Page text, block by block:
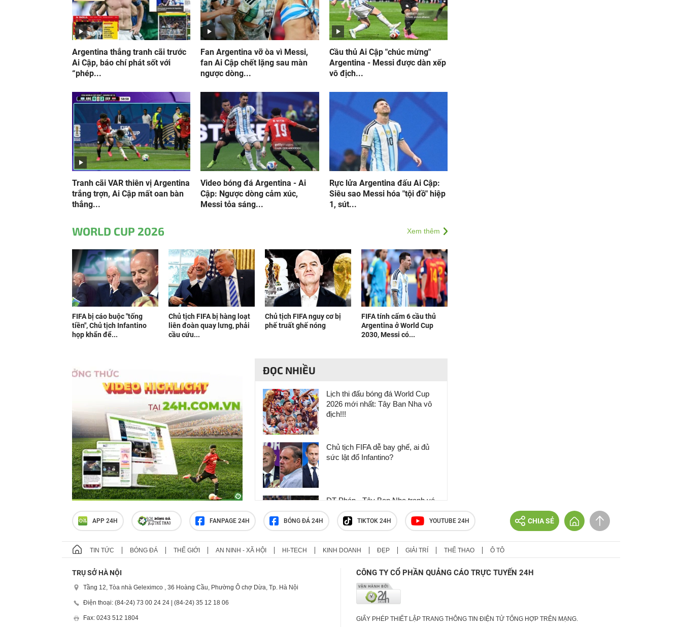
Argentina thắng tranh cãi trước
Ai Cập, báo chí phát sốt với
“phép...
Fan Argentina vỡ òa vì Messi,
fan Ai Cập chết lặng sau màn
ngược dòng...
Cầu thủ Ai Cập "chúc mừng"
Argentina - Messi được dàn xếp
vô địch...
Tranh cãi VAR thiên vị Argentina
trắng trợn, Ai Cập mất oan bàn
thắng...
Video bóng đá Argentina - Ai
Cập: Ngược dòng cảm xúc,
Messi tỏa sáng...
Rực lửa Argentina đấu Ai Cập:
Siêu sao Messi hóa "tội đồ" hiệp
1, sút...
WORLD CUP 2026 Xem thêm
FIFA bị cáo buộc "tống
tiền", Chủ tịch Infantino
họp khẩn để...
Chủ tịch FIFA bị hàng loạt
liên đoàn quay lưng, phải
cầu cứu...
Chủ tịch FIFA nguy cơ bị
phế truất ghế nóng
FIFA tính cấm 6 cầu thủ
Argentina ở World Cup
2030, Messi có...
ĐỌC NHIỀU
Lịch thi đấu bóng đá World Cup
2026 mới nhất: Tây Ban Nha vô
địch!!!
Chủ tịch FIFA dễ bay ghế, ai đủ
sức lật đổ Infantino?
ĐT Pháp - Tây Ban Nha tranh vé
chung kết World Cup 2026, lịch
sử nghiêng về ai?
Bảng xếp hạng bóng đá World
APP 24H FANPAGE 24H BÓNG ĐÁ 24H TIKTOK 24H YOUTUBE 24H CHIA SẺ
TIN TỨC BÓNG ĐÁ THẾ GIỚI AN NINH - XÃ HỘI HI-TECH KINH DOANH ĐẸP GIẢI TRÍ THỂ THAO Ô TÔ
TRỤ SỞ HÀ NỘI
Tầng 12, Tòa nhà Geleximco , 36 Hoàng Cầu, Phường Ô chợ Dừa, Tp. Hà Nội
Điện thoại: (84-24) 73 00 24 24 | (84-24) 35 12 18 06
Fax: 0243 512 1804
CÔNG TY CỔ PHẦN QUẢNG CÁO TRỰC TUYẾN 24H
GIẤY PHÉP THIẾT LẬP TRANG THÔNG TIN ĐIỆN TỬ TỔNG HỢP TRÊN MẠNG.